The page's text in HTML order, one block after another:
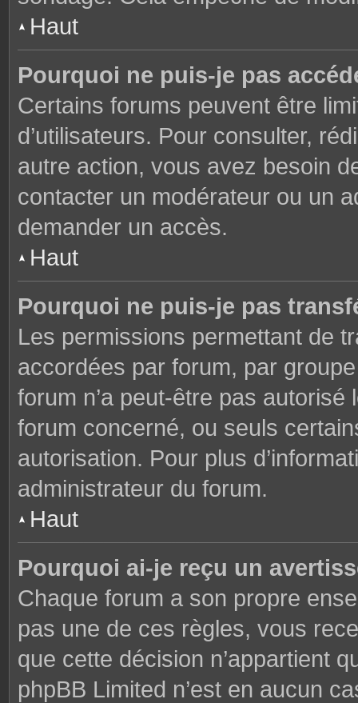
Haut
Pourquoi ne puis-je pas
Certains forums peuvent être
d’utilisateurs. Pour consulter,
autre action, vous avez besoin
contacter un modérateur ou un
demander un accès.
Haut
Pourquoi ne puis-je pas
Les permissions permettant de
accordées par forum, par
forum n’a peut-être pas
forum concerné, ou seuls
autorisation. Pour plus
administrateur du forum.
Haut
Pourquoi ai-je reçu un
Chaque forum a son propre
pas une de ces règles, vous
que cette décision n’appartient
phpBB Limited n’est en aucun